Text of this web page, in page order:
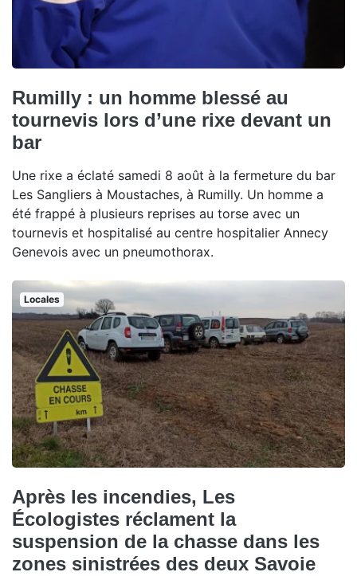
Rumilly : un homme blessé au
tournevis lors d’une rixe devant un
bar
Une rixe a éclaté samedi 8 août à la fermeture du bar
Les Sangliers à Moustaches, à Rumilly. Un homme a
été frappé à plusieurs reprises au torse avec un
tournevis et hospitalisé au centre hospitalier Annecy
Genevois avec un pneumothorax.
Locales
Après les incendies, Les
Écologistes réclament la
suspension de la chasse dans les
zones sinistrées des deux Savoie